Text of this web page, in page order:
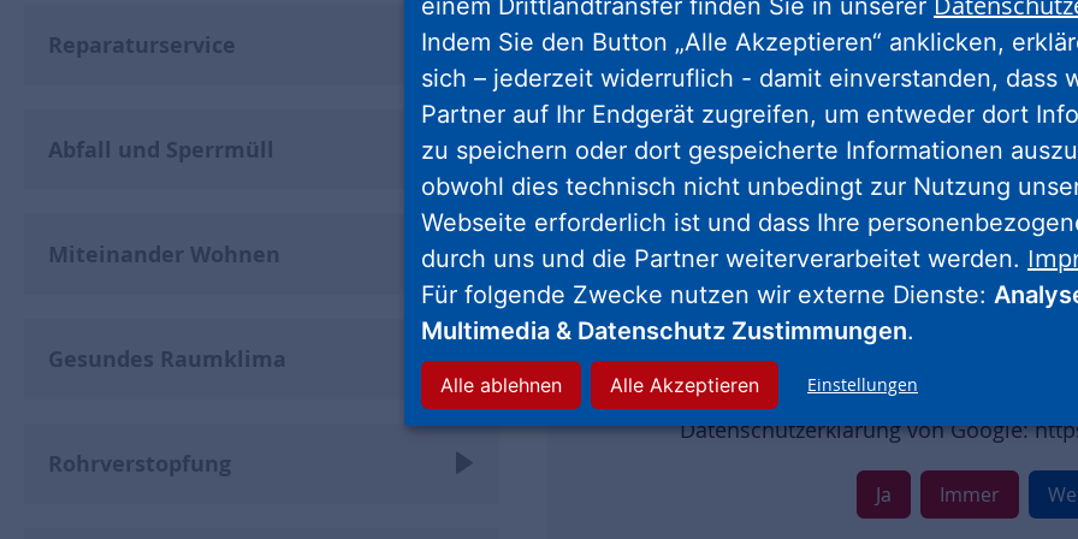
Reparaturservice
Abfall und Sperrmüll
Miteinander Wohnen
Gesundes Raumklima
Rohrverstopfung
der ein YouTube iframe eingesetzt wird,
Unterseite besucht haben. Wenn Sie
gesammelten Informationen Ihrem Google-
Ausloggen bei YouTube verhindern. Die
gegenüber erklärten Einwilligung nach Art.
YouTube iframes kommt es zu einem Transfer
USA liegt kein uneingeschränkter
vor. Die Datenübermittlung erfolgt u.a. auf
geeignete Garantien für den Schutz der
Einstellung „Erweiterten Datenschutzmodus
Einbetten der Videos keine Cookies zur
YouTube, LLC ist eine Tochtergesellschaft der
View, CA 94043-1351, USA
Datenschutzerklärung von Google:
Ja Immer
einem Drittlandtransfer finden Sie in unserer
Indem Sie den Button „Alle Akzeptieren“ anklicken,
sich – jederzeit widerruflich - damit einverstanden, dass
Partner auf Ihr Endgerät zugreifen, um entweder dort
zu speichern oder dort gespeicherte Informationen
obwohl dies technisch nicht unbedingt zur Nutzung
Webseite erforderlich ist und dass Ihre
durch uns und die Partner weiterverarbeitet werden.
Für folgende Zwecke nutzen wir externe Dienste:
Multimedia & Datenschutz Zustimmungen.
Einstellungen
Alle ablehnen Alle Akzeptieren